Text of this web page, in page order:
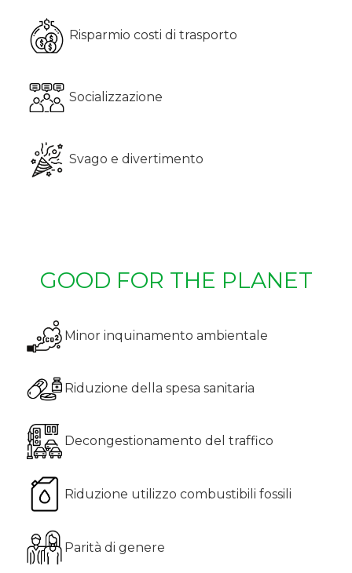
Risparmio costi di trasporto
Socializzazione
Svago e divertimento
GOOD FOR THE PLANET
Minor inquinamento ambientale
Riduzione della spesa sanitaria
Decongestionamento del traffico
Riduzione utilizzo combustibili fossili
Parità di genere